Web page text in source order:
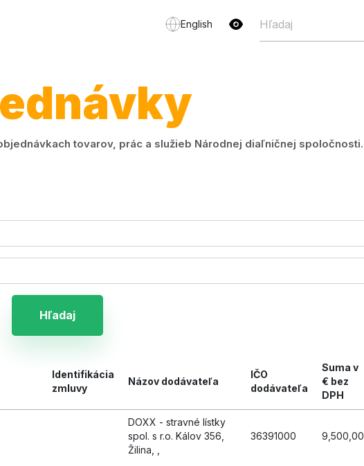
English
tovarov, prác a služieb Národnej diaľničnej spoločnosti.
Hľadaj
Identifikácia
zmluvy
Názov dodávateľa
IČO
dodávateľa
Suma v
€ bez
DPH
DOXX - stravné lístky
spol. s r.o. Kálov 356,
Žilina, ,
36391000 9,500,00